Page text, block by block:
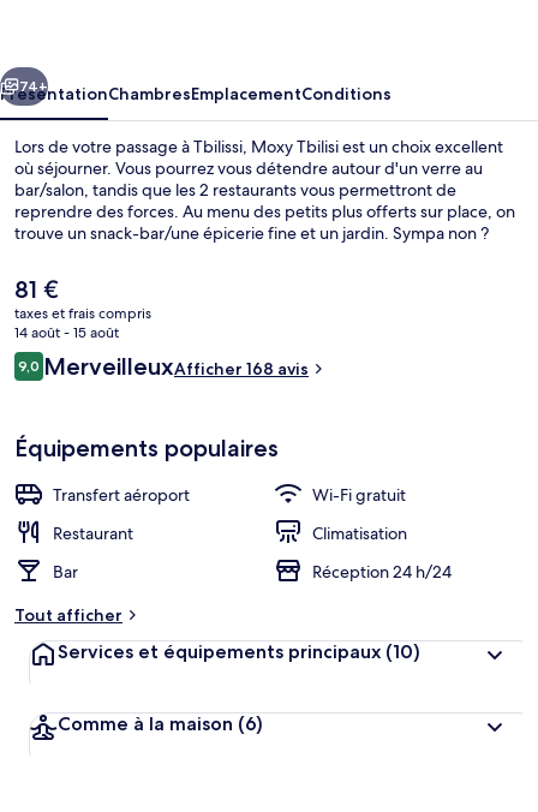
Suivant
74+
PrésentationChambresEmplacementConditions
Lors de votre passage à Tbilissi, Moxy Tbilisi est un choix excellent
où séjourner. Vous pourrez vous détendre autour d'un verre au
bar/salon, tandis que les 2 restaurants vous permettront de
reprendre des forces. Au menu des petits plus offerts sur place, on
trouve un snack-bar/une épicerie fine et un jardin. Sympa non ?
Le
prix
actuel
est
de
81 €
taxes et frais compris
14 août - 15 août
Avis
voyageurs
9,09,0 sur 10
MerveilleuxAfficher 168 avis
Équipements populaires
Transfert aéroport
Wi-Fi gratuit
Restaurant
Climatisation
Bar
Réception 24 h/24
Tout afficher
Services et équipements principaux (10)
Comme à la maison (6)